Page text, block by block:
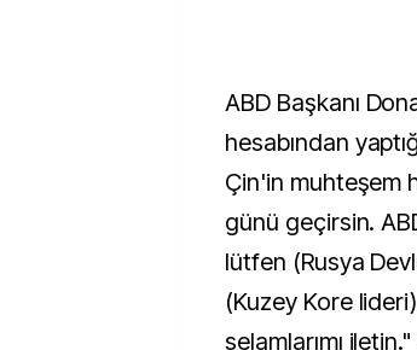
ABD Başkanı
hesabından
Çin'in muhteşem
günü geçirsin.
lütfen (Rusya
(Kuzey Kore
selamlarımı